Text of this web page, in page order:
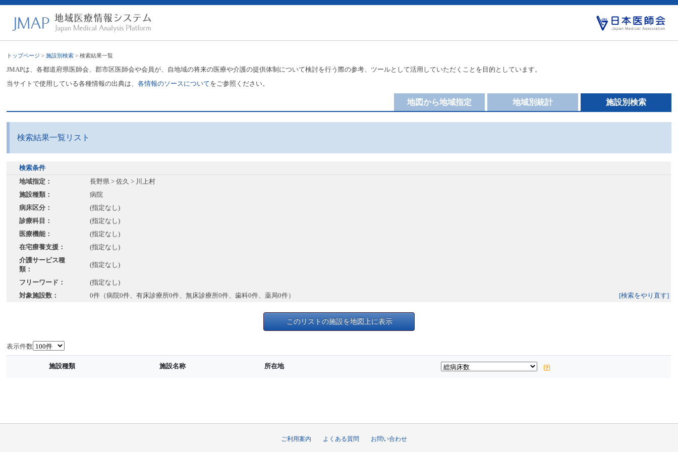
トップページ >施設別検索 > 検索結果一覧
JMAPは、各都道府県医師会、郡市区医師会や会員が、自地域の将来の医療や介護の提供体制について検討を行う際の参考、ツールとして活用していただくことを目的としています。
当サイトで使用している各種情報の出典は、各情報のソースについてをご参照ください。
施設別検索
地域別統計
地図から地域指定
検索結果一覧リスト
検索条件
地域指定：
長野県 > 佐久 > 川上村
施設種類：
病院
病床区分：
(指定なし)
診療科目：
(指定なし)
医療機能：
(指定なし)
在宅療養支援：
(指定なし)
介護サービス種
類：
(指定なし)
フリーワード：
(指定なし)
対象施設数：
0件（病院0件、有床診療所0件、無床診療所0件、歯科0件、薬局0件） [検索をやり直す]
このリストの施設を地図上に表示
表示件数
施設種類 施設名称 所在地
ご利用案内 よくある質問 お問い合わせ